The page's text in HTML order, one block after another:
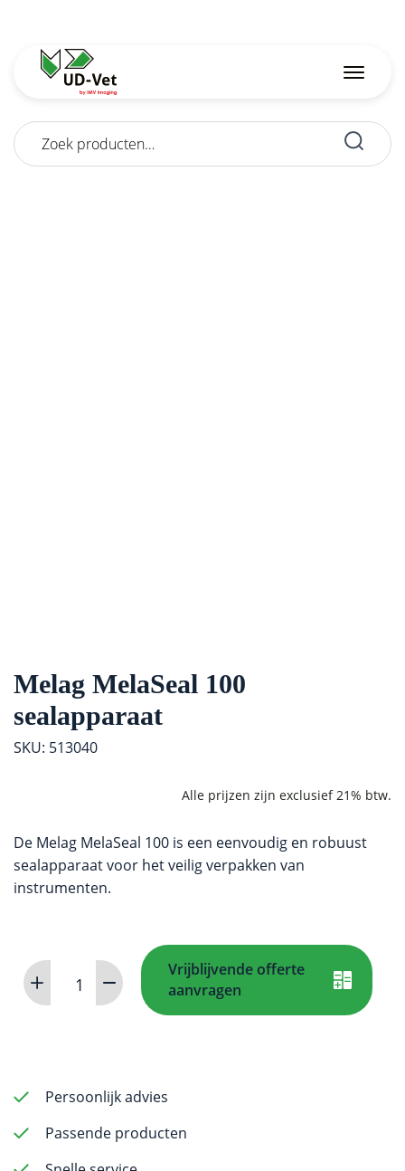
Zoeken
naar:
Melag MelaSeal 100
sealapparaat
SKU: 513040
De Melag MelaSeal 100 is een eenvoudig en robuust
sealapparaat voor het veilig verpakken van
instrumenten.
Melag
MelaSeal
Vrijblijvende offerte
aanvragen
Persoonlijk advies
Passende producten